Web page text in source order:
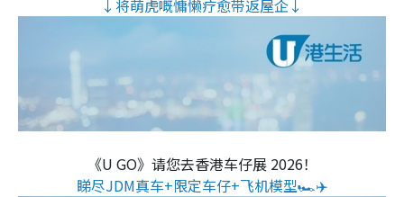
↓将萌虎嘅慵懒疗愈带返屋企↓
《U GO》请您去香港车仔展 2026！
睇尽JDM真车+限定车仔+飞机模型🏎️✈️